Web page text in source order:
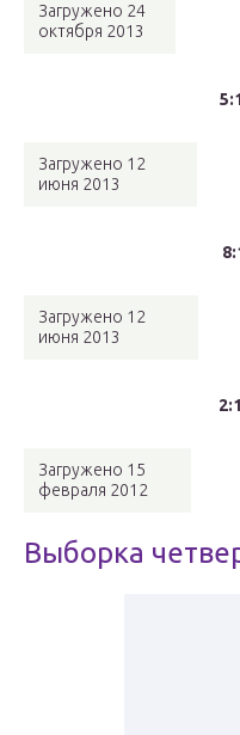
Загружено 24
октября 2013
Загружено 12
июня 2013
Загружено 12
июня 2013
Загружено 15
февраля 2012
Выборка